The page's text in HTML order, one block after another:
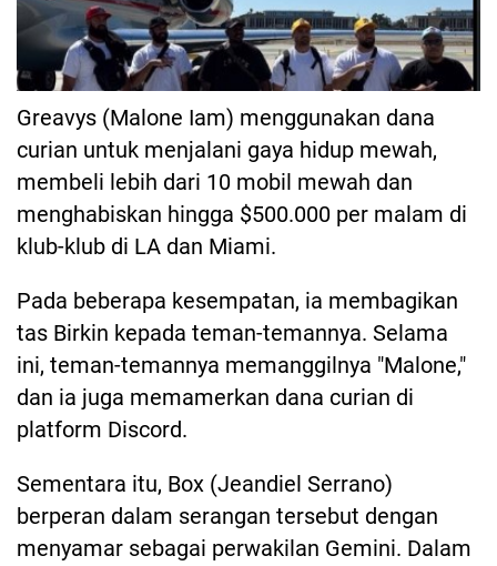
Greavys (Malone Iam) menggunakan dana
curian untuk menjalani gaya hidup mewah,
membeli lebih dari 10 mobil mewah dan
menghabiskan hingga $500.000 per malam di
klub-klub di LA dan Miami.
Pada beberapa kesempatan, ia membagikan
tas Birkin kepada teman-temannya. Selama
ini, teman-temannya memanggilnya "Malone,"
dan ia juga memamerkan dana curian di
platform Discord.
Sementara itu, Box (Jeandiel Serrano)
berperan dalam serangan tersebut dengan
menyamar sebagai perwakilan Gemini. Dalam